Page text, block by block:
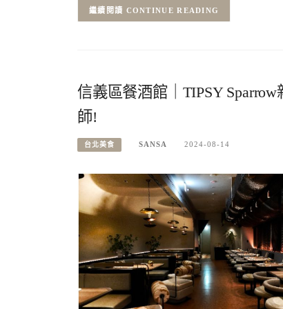
CONTINUE READING
信義區餐酒館｜TIPSY
師!
台北美食 SANSA 2024-08-14